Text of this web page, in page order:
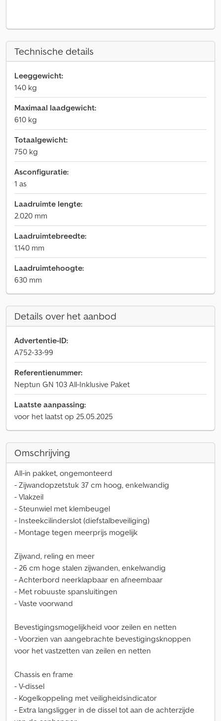
Technische details
Leeggewicht:
140 kg
Maximaal laadgewicht:
610 kg
Totaalgewicht:
750 kg
Asconfiguratie:
1 as
Laadruimte lengte:
2.020 mm
Laadruimtebreedte:
1.140 mm
Laadruimtehoogte:
630 mm
Details over het aanbod
Advertentie-ID:
A752-33-99
Referentienummer:
Neptun GN 103 All-Inklusive Paket
Laatste aanpassing:
voor het laatst op 25.05.2025
Omschrijving
All-in pakket, ongemonteerd
- Zijwandopzetstuk 37 cm hoog, enkelwandig
- Vlakzeil
- Steunwiel met klembeugel
- Insteekcilinderslot (diefstalbeveiliging)
- Montage tegen meerprijs mogelijk
Zijwand, reling en meer
- 26 cm hoge stalen zijwanden, enkelwandig
- Achterbord neerklapbaar en afneembaar
- Met robuuste spansluitingen
- Vaste voorwand
Bevestigingsmogelijkheid voor zeilen en netten
- Voorzien van aangebrachte bevestigingsknoppen
voor het vastzetten van zeilen en netten
Chassis en frame
- V-dissel
- Kogelkoppeling met veiligheidsindicator
- Extra langsligger in de dissel tot aan de achterzijde